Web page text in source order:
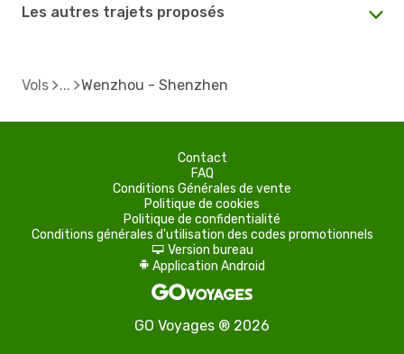
Les autres trajets proposés
Vols Wenzhou - Shenzhen
Contact
FAQ
Conditions Générales de vente
Politique de cookies
Politique de confidentialité
Conditions générales d'utilisation des codes promotionnels
d Version bureau
A Application Android
GO Voyages ® 2026